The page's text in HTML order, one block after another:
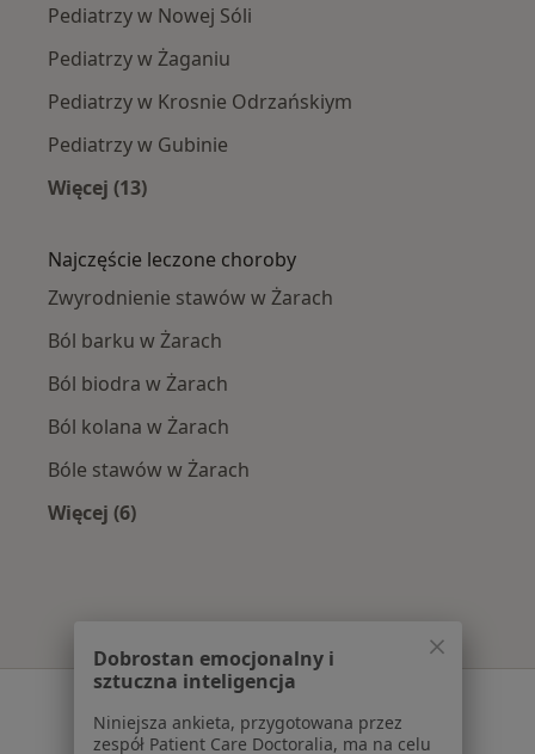
Pediatrzy w Nowej Sóli
Pediatrzy w Żaganiu
Pediatrzy w Krosnie Odrzańskiym
Pediatrzy w Gubinie
Więcej (13)
Najczęście leczone choroby
Zwyrodnienie stawów w Żarach
Ból barku w Żarach
Ból biodra w Żarach
Ból kolana w Żarach
Bóle stawów w Żarach
Więcej (6)
Serwis
Regulamin
Dobrostan emocjonalny i
sztuczna inteligencja
Niniejsza ankieta, przygotowana przez
zespół Patient Care Doctoralia, ma na celu